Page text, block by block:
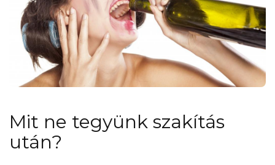
Mit ne tegyünk szakítás
után?